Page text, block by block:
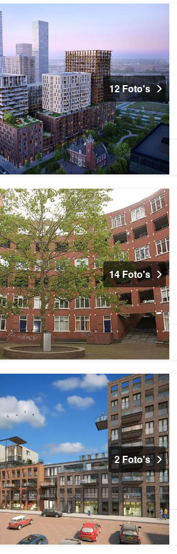
12 Foto's
14 Foto's
2 Foto's